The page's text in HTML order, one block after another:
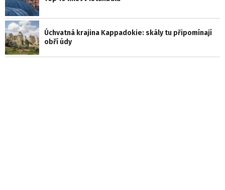
Úchvatná krajina Kappadokie: skály tu připomínají
obří údy